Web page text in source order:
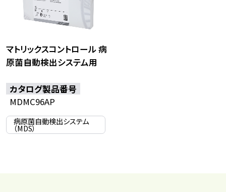
マトリックスコントロール 病
原菌自動検出システム用
カタログ製品番号
MDMC96AP
病原菌自動検出システム
（MDS）